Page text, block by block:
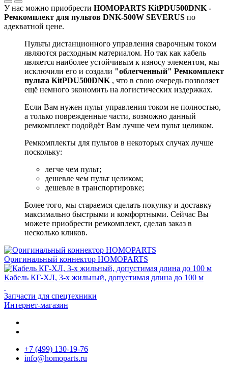
У нас можно приобрести HOMOPARTS KitPDU500DNK -
Ремкомплект для пультов DNK-500W SEVERUS по
адекватной цене.
Пульты дистанционного управления сварочным током
являются расходным материалом. Но так как кабель
является наиболее устойчивым к износу элементом, мы
исключили его и создали "облегченный" Ремкомплект
пульта KitPDU500DNK , что в свою очередь позволяет
ещё немного экономить на логистических издержках.
Если Вам нужен пульт управления током не полностью,
а только поврежденные части, возможно данный
ремкомплект подойдёт Вам лучше чем пульт целиком.
Ремкомплекты для пультов в некоторых случах лучше
поскольку:
легче чем пульт;
дешевле чем пульт целиком;
дешевле в транспортировке;
Более того, мы стараемся сделать покупку и доставку
максимально быстрыми и комфортными. Сейчас Вы
можете приобрести ремкомплект, сделав заказ в
несколько кликов.
Оригинальный коннектор HOMOPARTS
Кабель КГ-ХЛ, 3-х жильный, допустимая длина до 100 м
Запчасти для спецтехники
Интернет-магазин
+7 (499) 130-19-76
info@homoparts.ru